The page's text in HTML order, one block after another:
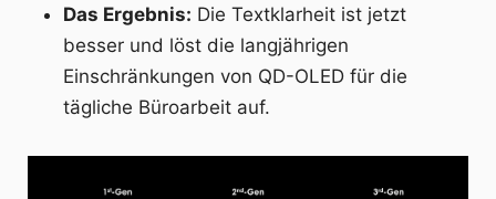
Das Ergebnis: Die Textklarheit ist jetzt
besser und löst die langjährigen
Einschränkungen von QD-OLED für die
tägliche Büroarbeit auf.